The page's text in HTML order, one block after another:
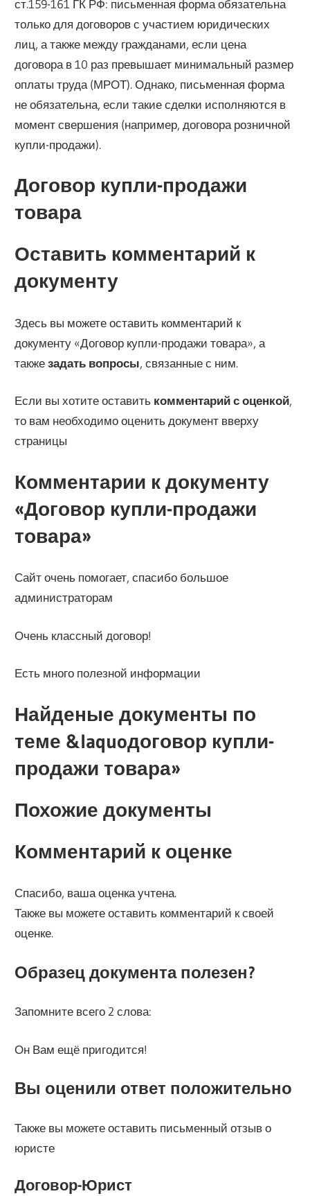
ст.159-161 ГК РФ: письменная форма обязательна
только для договоров с участием юридических
лиц, а также между гражданами, если цена
договора в 10 раз превышает минимальный размер
оплаты труда (МРОТ). Однако, письменная форма
не обязательна, если такие сделки исполняются в
момент свершения (например, договора розничной
купли-продажи).
Договор купли-продажи
товара
Оставить комментарий к
документу
Здесь вы можете оставить комментарий к
документу «Договор купли-продажи товара», а
такжезадать вопросы, связанные с ним.
Если вы хотите оставить комментарий с оценкой,
то вам необходимо оценить документ вверху
страницы
Комментарии к документу
«Договор купли-продажи
товара»
Сайт очень помогает, спасибо большое
администраторам
Очень классный договор!
Есть много полезной информации
Найденые документы по
теме &laquoдоговор купли-
продажи товара»
Похожие документы
Комментарий к оценке
Спасибо, ваша оценка учтена.
Также вы можете оставить комментарий к своей
оценке.
Образец документа полезен?
Запомните всего 2 слова:
Он Вам ещё пригодится!
Вы оценили ответ положительно
Также вы можете оставить письменный отзыв о
юристе
Договор-Юрист